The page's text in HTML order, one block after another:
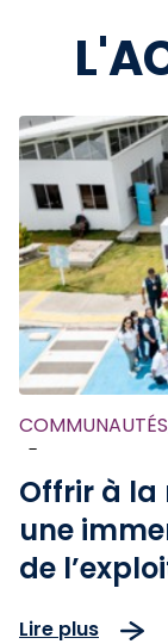
COMMUNAUTÉS
-
Offrir à la
une
de
Lire plus